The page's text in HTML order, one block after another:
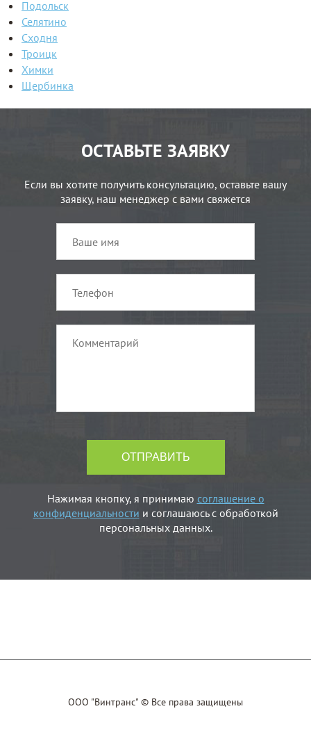
Подольск
Селятино
Сходня
Троицк
Химки
Щербинка
ОСТАВЬТЕ ЗАЯВКУ
Если вы хотите получить консультацию, оставьте вашу
заявку, наш менеджер с вами свяжется
Нажимая кнопку, я принимаю соглашение о
конфиденциальности и соглашаюсь с обработкой
персональных данных.
ООО "Винтранс" © Все права защищены